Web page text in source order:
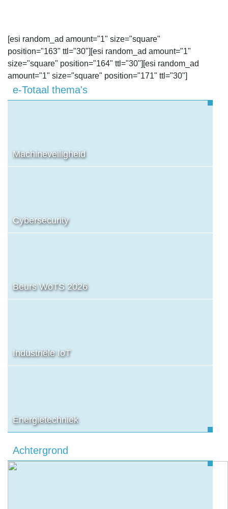
[esi random_ad amount="1" size="square"
position="163" ttl="30"][esi random_ad amount="1"
size="square" position="164" ttl="30"][esi random_ad
amount="1" size="square" position="171" ttl="30"]
e-Totaal thema's
Machineveiligheid
Cybersecurity
Beurs WoTS 2026
Industriële IoT
Energietechniek
Achtergrond